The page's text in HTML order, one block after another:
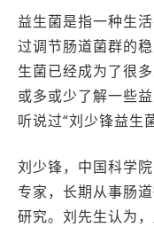
益生菌是指一种生
过调节肠道菌群的
生菌已经成为了很
或多或少了解一些
听说过“刘少锋益生
刘少锋，中国科学
专家，长期从事肠
研究。刘先生认为